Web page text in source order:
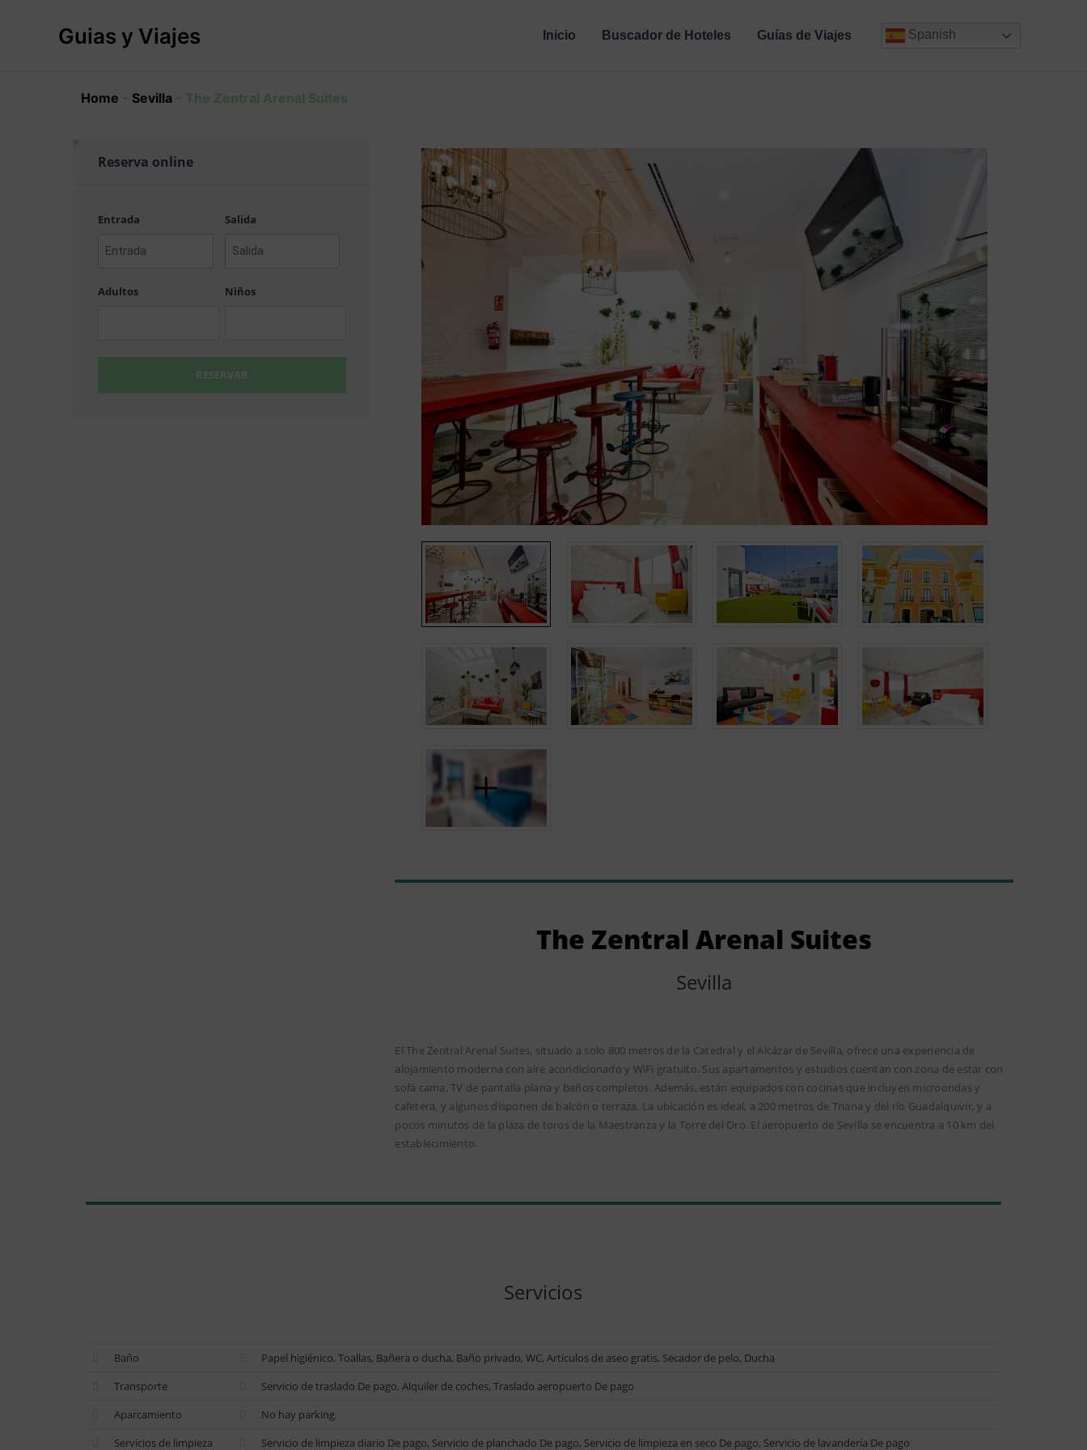
Guias y Viajes Inicio Buscador de Hoteles Guías de Viajes Spanish
Home - Sevilla - The Zentral Arenal Suites
Reserva online
Entrada Salida
Adultos Niños
RESERVAR
The Zentral Arenal Suites
Sevilla
El The Zentral Arenal Suites, situado a solo 800 metros de la Catedral y el Alcázar de Sevilla, ofrece una experiencia de
alojamiento moderna con aire acondicionado y WiFi gratuito. Sus apartamentos y estudios cuentan con zona de estar con
sofá cama, TV de pantalla plana y baños completos. Además, están equipados con cocinas que incluyen microondas y
cafetera, y algunos disponen de balcón o terraza. La ubicación es ideal, a 200 metros de Triana y del río Guadalquivir, y a
pocos minutos de la plaza de toros de la Maestranza y la Torre del Oro. El aeropuerto de Sevilla se encuentra a 10 km del
establecimiento.
Servicios
Baño
Papel higiénico, Toallas, Bañera o ducha, Baño privado, WC, Artículos de aseo gratis, Secador de pelo, Ducha
Transporte
Servicio de traslado De pago, Alquiler de coches, Traslado aeropuerto De pago
Aparcamiento
No hay parking.
Servicios de limpieza
Servicio de limpieza diario De pago, Servicio de planchado De pago, Servicio de limpieza en seco De pago, Servicio de lavandería De pago